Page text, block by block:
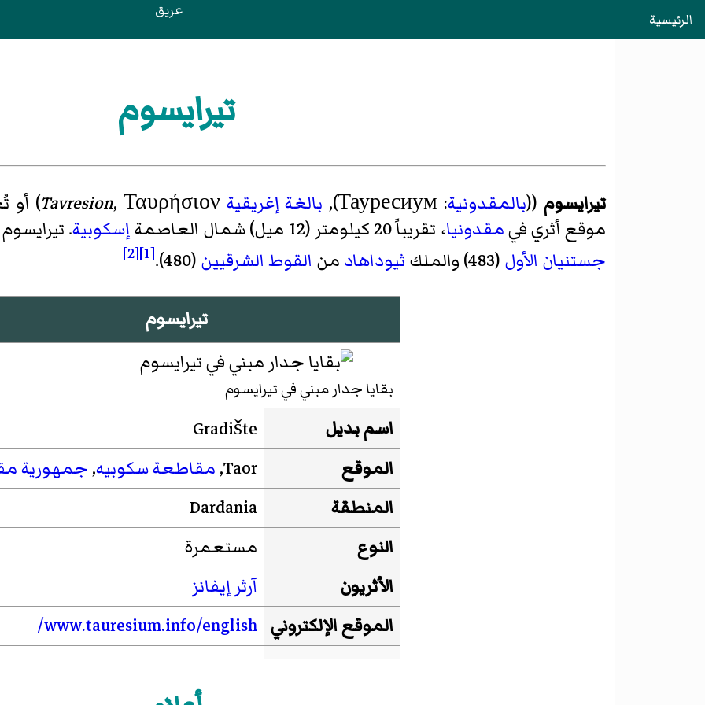
الرئيسية عريق
تيرايسوم
تيرايسوم ((بالمقدونية:
Тауресиум
)‏, بالغة إغريقية Tavresion, Ταυρήσιον) أو تُعرف بـ
موقع أثري فيمقدونيا، تقريباً 20 كيلومتر (12 ميل) شمال العاصمة إسكوبية.
جستنيان الأول (483) والملك ثيوداهاد من القوط الشرقيين (480).
[1]
[2]
تيرايسوم
بقايا جدار مبني في تيرايسوم
اسم بديل
Gradište
الموقع
Taor
,مقاطعة سكوبيه,جمهورية
المنطقة
Dardania
النوع
مستعمرة
الأثريون
آرثر إيفانز
الموقع الإلكتروني
www.tauresium.info/english
/